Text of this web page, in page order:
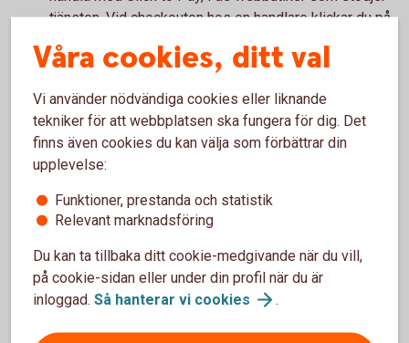
tjänsten. Vid checkouten hos en handlare klickar du på
sidan). Du betalar smidigt med ett klick, eftersom
Kom ihåg!
för att kunna handla online. Du kan slå av och på för
internetköp i appen, under Kortinställningar.
Handla på nätet
Våra cookies, ditt val
Vi använder nödvändiga cookies eller liknande
tekniker för att webbplatsen ska fungera för dig. Det
finns även cookies du kan välja som förbättrar din
upplevelse:
Funktioner, prestanda och statistik
Relevant marknadsföring
Du kan ta tillbaka ditt cookie-medgivande när du vill,
på cookie-sidan eller under din profil när du är
inloggad. Så hanterar vi cookies .